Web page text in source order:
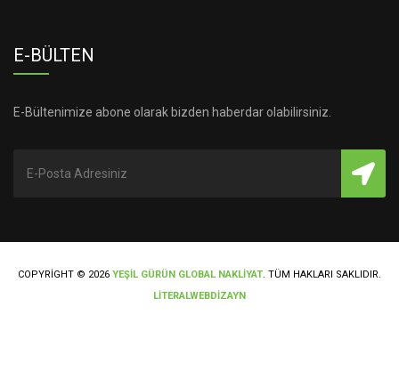
E-BÜLTEN
E-Bültenimize abone olarak bizden haberdar olabilirsiniz.
COPYRIGHT © 2026 YEŞİL GÜRÜN GLOBAL NAKLİYAT. TÜM HAKLARI SAKLIDIR.
LİTERALWEBDİZAYN